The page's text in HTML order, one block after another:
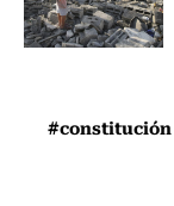
#constitución